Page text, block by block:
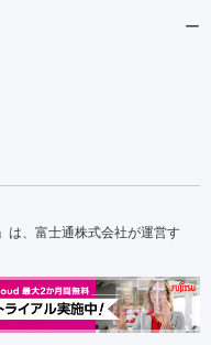
は、富士通株式会社が運営す